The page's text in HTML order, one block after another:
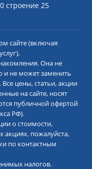
строение 25
сайте (включая
Она не
и не может заменить
цены, статьи, акции
на сайте, носят
публичной офертой
РФ).
о стоимости,
акциях, пожалуйста,
по контактным
налогов.